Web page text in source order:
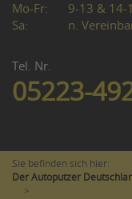
Mo-Fr:
9-13 & 14-
Sa:
n.
Tel. Nr.
05223-
Sie befinden sich hier:
Der Autoputzer
>